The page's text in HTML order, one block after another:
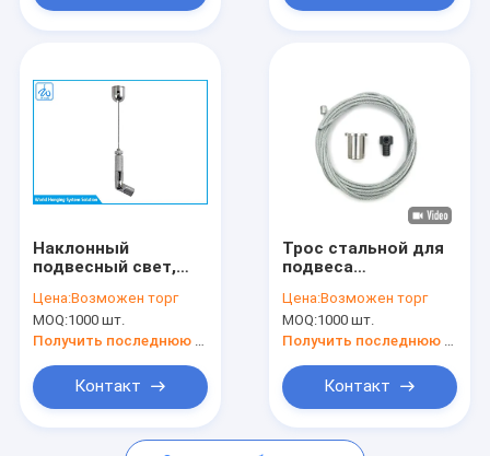
Продукты
Экскурсия по заводу
Случаи
Запросите цитату
Наклонный
подвесный свет,
потолок,
подвесный свет
Цена:Возможен торг
MOQ:1000 шт.
Получить последнюю цену
Контакт
Трос стальной для
подвеса
потолочные
крепления для
подвесных
светильников
Цена:Возможен торг
MOQ:1000 шт.
Получить последнюю цену
Контакт